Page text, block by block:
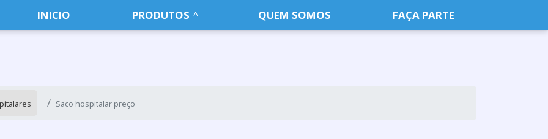
INICIO PRODUTOS QUEM SOMOS FAÇA PARTE
Saco hospitalar preço